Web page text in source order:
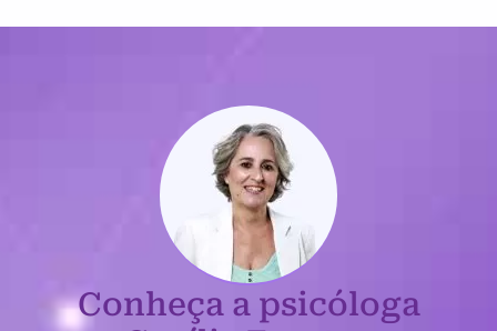
Conheça a psicóloga